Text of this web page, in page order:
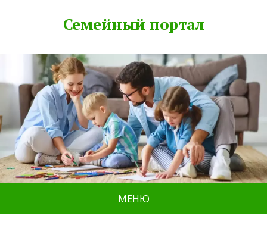
Семейный портал
МЕНЮ